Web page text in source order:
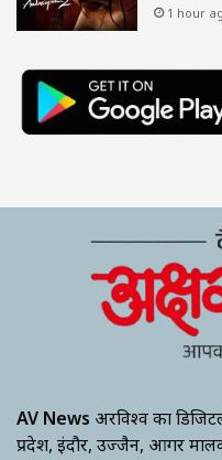
1 hour
AV News अक्षरविश्व का
प्रदेश, इंदौर, उज्जैन, आगर